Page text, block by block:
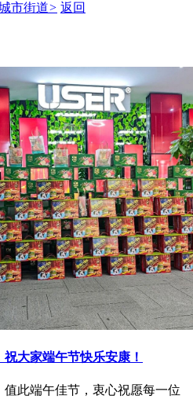
市街道> 返回
大家端午节快乐安康！
此端午佳节，衷心祝愿每一位